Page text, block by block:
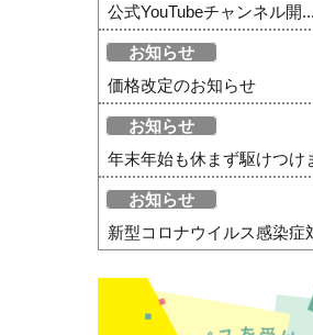
公式YouTubeチャンネル開...
お知らせ
価格改定のお知らせ
お知らせ
年末年始も休まず駆けつけ
お知らせ
新型コロナウイルス感染症